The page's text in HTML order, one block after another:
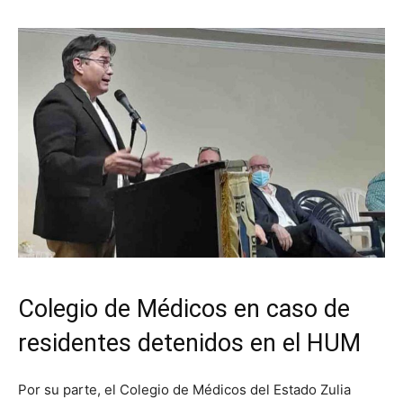
Colegio de Médicos en caso de
residentes detenidos en el HUM
Por su parte, el Colegio de Médicos del Estado Zulia